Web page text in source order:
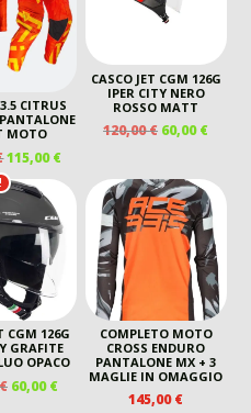
CITRUS
MOTO
IL
PREZZO
ORIGINALE
ERA:
140,00 €.
115,00€IL
PREZZO
ATTUALE
115,00 €.
CASCO JET CGM 126G
IPER CITY NERO
ROSSO MATT
120,00€ IL
ERA:
120,00 €.
60,00€IL
È:
60,00
CGM 126G
GRAFITE
OPACO
IL
60,00€IL
COMPLETO MOTO
CROSS ENDURO
PANTALONE MX + 3
MAGLIE IN OMAGGIO
145,00€